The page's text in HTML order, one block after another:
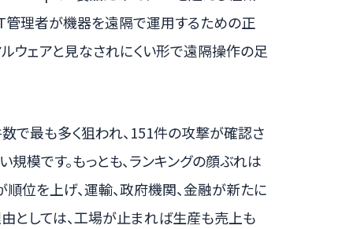
管理者が機器を遠隔で運用するための正
ウェアと見なされにくい形で遠隔操作の足
で最も多く狙われ、151件の攻撃が確認さ
模です。もっとも、ランキングの顔ぶれは
順位を上げ、運輸、政府機関、金融が新たに
としては、工場が止まれば生産も売上も